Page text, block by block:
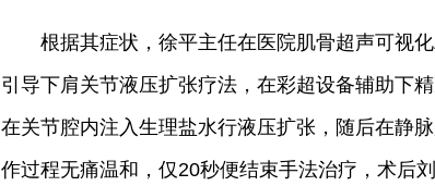
根据其症状，徐平主任在医院肌骨超声可视
引导下肩关节液压扩张疗法，在彩超设备辅助下
在关节腔内注入生理盐水行液压扩张，随后在静
作过程无痛温和，仅20秒便结束手法治疗，术后